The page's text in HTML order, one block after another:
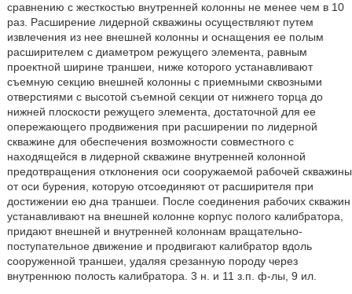
сравнению с жесткостью внутренней колонны не менее чем в 10
раз. Расширение лидерной скважины осуществляют путем
извлечения из нее внешней колонны и оснащения ее полым
расширителем с диаметром режущего элемента, равным
проектной ширине траншеи, ниже которого устанавливают
съемную секцию внешней колонны с приемными сквозными
отверстиями с высотой съемной секции от нижнего торца до
нижней плоскости режущего элемента, достаточной для ее
опережающего продвижения при расширении по лидерной
скважине для обеспечения возможности совместного с
находящейся в лидерной скважине внутренней колонной
предотвращения отклонения оси сооружаемой рабочей скважины
от оси бурения, которую отсоединяют от расширителя при
достижении ею дна траншеи. После соединения рабочих скважин
устанавливают на внешней колонне корпус полого калибратора,
придают внешней и внутренней колоннам вращательно-
поступательное движение и продвигают калибратор вдоль
сооруженной траншеи, удаляя срезанную породу через
внутреннюю полость калибратора. 3 н. и 11 з.п. ф-лы, 9 ил.